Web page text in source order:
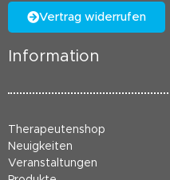
Vertrag widerrufen
Information
Therapeutenshop
Neuigkeiten
Veranstaltungen